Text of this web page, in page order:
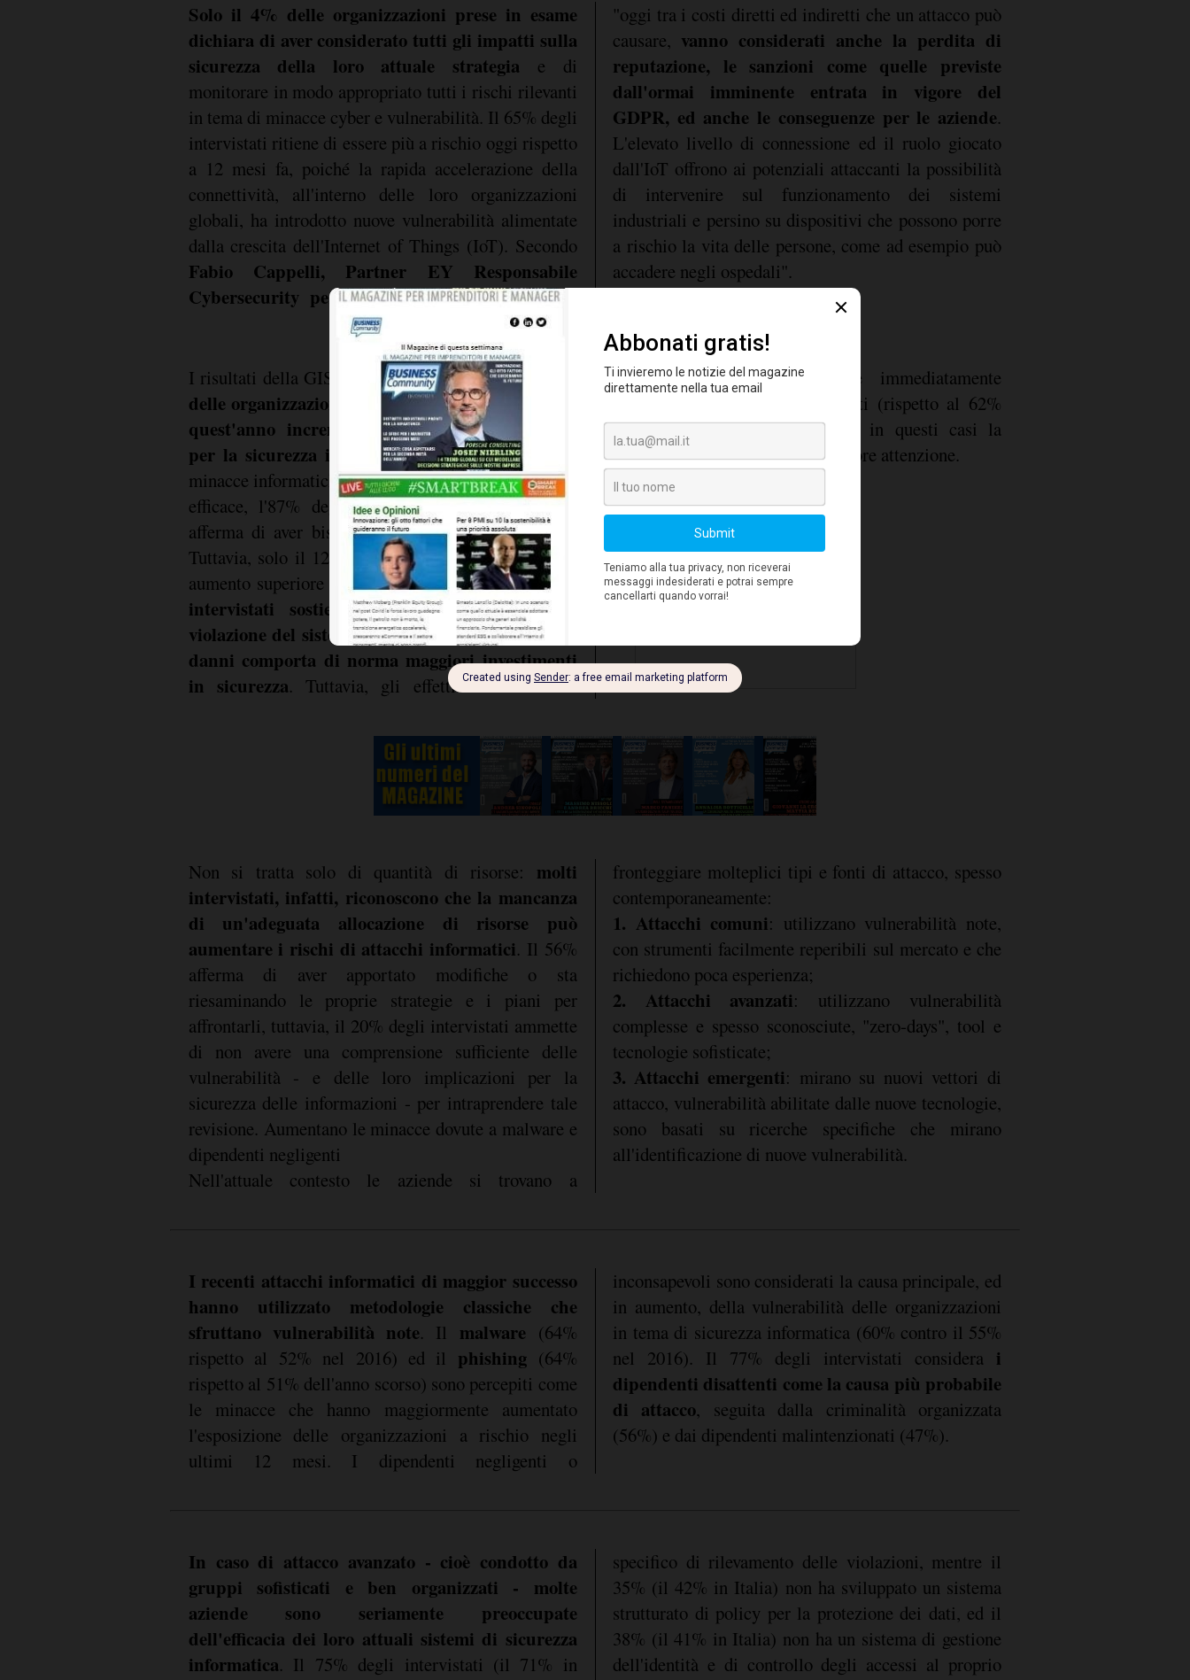
Solo il 4% delle organizzazioni prese in esame
dichiara di aver considerato tutti gli impatti sulla
sicurezza della loro attuale strategia e di
monitorare in modo appropriato tutti i rischi rilevanti
in tema di minacce cyber e vulnerabilità. Il 65% degli
intervistati ritiene di essere più a rischio oggi rispetto
a 12 mesi fa, poiché la rapida accelerazione della
connettività, all'interno delle loro organizzazioni
globali, ha introdotto nuove vulnerabilità alimentate
dalla crescita dell'Internet of Things (IoT). Secondo
Fabio Cappelli, Partner EY Responsabile
Cybersecurity per Italia, Spagna e Portogallo
"oggi tra i costi diretti ed indiretti che un attacco può
causare, vanno considerati anche la perdita di
reputazione, le sanzioni come quelle previste
dall'ormai imminente entrata in vigore del
GDPR, ed anche le conseguenze per le aziende.
L'elevato livello di connessione ed il ruolo giocato
dall'IoT offrono ai potenziali attaccanti la possibilità
di intervenire sul funzionamento dei sistemi
industriali e persino su dispositivi che possono porre
a rischio la vita delle persone, come ad esempio può
accadere negli ospedali".
I risultati della GISS rivelano chela maggior parte
delle organizzazioni
(oltre il 90% degli intervistati)
quest'anno incrementerà i propri investimenti
per la sicurezza informatica: con l'aumento delle
minacce informatiche che richiedono una risposta più
efficace, l'87% degli intervistati (l'89% in Italia)
afferma di aver bisogno del 50% di risorse in più.
Tuttavia, solo il 12% prevede di poter contare su un
aumento superiore al 25% quest'anno.Il 76% degli
intervistati sostiene che la scoperta di una
violazione del sistema informatico che ha causato
danni comporta di norma maggiori investimenti
in sicurezza. Tuttavia, gli effetti di un attacco
informatico non sono sempre immediatamente
evidenti: il 64% degli intervistati (rispetto al 62%
dello scorso anno) afferma che in questi casi la
violazione non porta a una maggiore attenzione.
Non si tratta solo di quantità di risorse: molti
intervistati, infatti, riconoscono che la mancanza
di un'adeguata allocazione di risorse può
aumentare i rischi di attacchi informatici. Il 56%
afferma di aver apportato modifiche o sta
riesaminando le proprie strategie e i piani per
affrontarli, tuttavia, il 20% degli intervistati ammette
di non avere una comprensione sufficiente delle
vulnerabilità - e delle loro implicazioni per la
sicurezza delle informazioni - per intraprendere tale
revisione. Aumentano le minacce dovute a malware e
dipendenti negligenti
Nell'attuale contesto le aziende si trovano a
fronteggiare molteplici tipi e fonti di attacco, spesso
contemporaneamente:
1. Attacchi comuni: utilizzano vulnerabilità note,
con strumenti facilmente reperibili sul mercato e che
richiedono poca esperienza;
2. Attacchi avanzati: utilizzano vulnerabilità
complesse e spesso sconosciute, "zero-days", tool e
tecnologie sofisticate;
3. Attacchi emergenti: mirano su nuovi vettori di
attacco, vulnerabilità abilitate dalle nuove tecnologie,
sono basati su ricerche specifiche che mirano
all'identificazione di nuove vulnerabilità.
I recenti attacchi informatici di maggior successo
hanno utilizzato metodologie classiche che
sfruttano vulnerabilità note. Il malware (64%
rispetto al 52% nel 2016) ed il phishing (64%
rispetto al 51% dell'anno scorso) sono percepiti come
le minacce che hanno maggiormente aumentato
l'esposizione delle organizzazioni a rischio negli
ultimi 12 mesi. I dipendenti negligenti o
inconsapevoli sono considerati la causa principale, ed
in aumento, della vulnerabilità delle organizzazioni
in tema di sicurezza informatica (60% contro il 55%
nel 2016). Il 77% degli intervistati considera i
dipendenti disattenti come la causa più probabile
di attacco, seguita dalla criminalità organizzata
(56%) e dai dipendenti malintenzionati (47%).
In caso di attacco avanzato - cioè condotto da
gruppi sofisticati e ben organizzati - molte
aziende sono seriamente preoccupate
dell'efficacia dei loro attuali sistemi di sicurezza
informatica. Il 75% degli intervistati (il 71% in
specifico di rilevamento delle violazioni, mentre il
35% (il 42% in Italia) non ha sviluppato un sistema
strutturato di policy per la protezione dei dati, ed il
38% (il 41% in Italia) non ha un sistema di gestione
dell'identità e di controllo degli accessi al proprio